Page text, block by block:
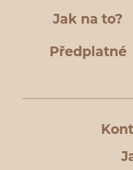
Jak na to?
Předplatné